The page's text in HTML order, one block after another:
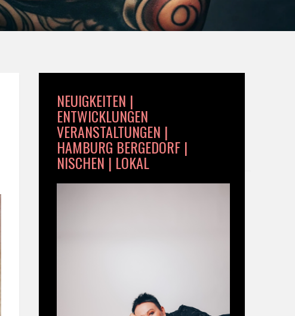
NEUIGKEITEN |
ENTWICKLUNGEN
VERANSTALTUNGEN |
HAMBURG BERGEDORF |
NISCHEN | LOKAL